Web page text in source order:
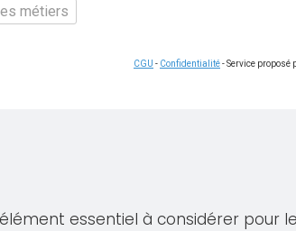
métiers
CGU - Confidentialité- Service proposé
essentiel à considérer pour